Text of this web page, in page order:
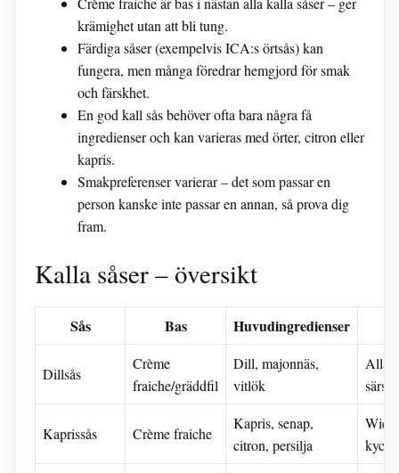
krämighet utan att bli tung.
Färdiga såser (exempelvis ICA:s örtsås) kan
fungera, men många föredrar hemgjord för smak
och färskhet.
En god kall sås behöver ofta bara några få
ingredienser och kan varieras med örter, citron eller
kapris.
Smakpreferenser varierar – det som passar en
person kanske inte passar en annan, så prova dig
fram.
Kalla såser – översikt
Sås Bas Huvudingredienser
Dillsås
Crème
fraiche/gräddfil
Dill, majonnäs,
vitlök
Alla
Kaprissås Crème fraiche
Kapris, senap,
citron, persilja